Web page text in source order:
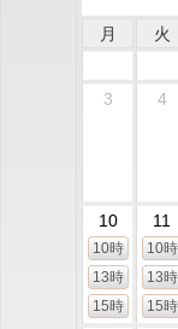
月 火
3
4
10
10時
13時
15時
11
10時
13時
15時